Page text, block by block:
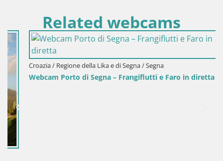
Related webcams
Croazia / Regione della Lika e di Segna / Segna
Webcam Porto di Segna – Frangiflutti e Faro in diretta